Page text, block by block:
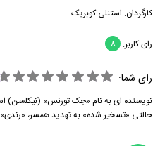
کارگردان: استنلی کوبریک
رای کاربر: 8
رای شما:
نویسنده ای به نام «جک تورنس» (نیکلسن)
حالتی «تسخیر شده» به تهدید همسر،